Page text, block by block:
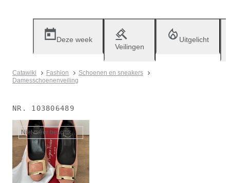
Deze week
Veilingen
Uitgelicht
Catawiki Fashion
Schoenen en sneakers
Damesschoenenveiling
NR. 103806489
Niet meer beschikbaar